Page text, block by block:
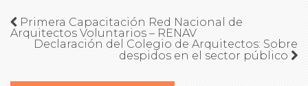
Primera Capacitación Red Nacional de
Arquitectos Voluntarios – RENAV
Declaración del Colegio de Arquitectos: Sobre
despidos en el sector público